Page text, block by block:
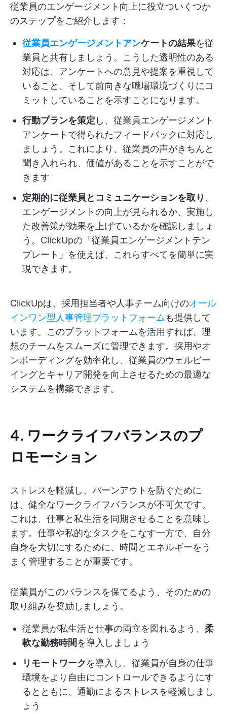
従業員のエンゲージメント向上に役立ついくつか
のステップをご紹介します：
従業員エンゲージメントアンケートの結果を従
業員と共有しましょう。こうした透明性のある
対応は、アンケートへの意見や提案を重視して
いること、そして前向きな職場環境づくりにコ
ミットしていることを示すことになります。
行動プランを策定 し、従業員エンゲージメント
アンケートで得られたフィードバックに対応し
ましょう。これにより、従業員の声がきちんと
聞き入れられ、価値があることを示すことがで
きます
定期的に従業員とコミュニケーションを取り 、
エンゲージメントの向上が見られるか、実施し
た改善策が効果を上げているかを確認しましょ
う。ClickUpの「従業員エンゲージメントテン
プレート」を使えば、これらすべてを簡単に実
現できます。
ClickUpは、採用担当者や人事チーム向けのオール
インワン型人事管理プラットフォーム も提供して
います。このプラットフォームを活用すれば、理
想のチームをスムーズに管理できます。採用やオ
ンボーディングを効率化し、従業員のウェルビー
イングとキャリア開発を向上させるための最適な
システムを構築できます。
4. ワークライフバランスのプ
ロモーション
ストレスを軽減し、バーンアウトを防ぐために
は、健全なワークライフバランスが不可欠です。
これは、仕事と私生活を同期させることを意味し
ます。仕事や私的なタスクをこなす一方で、自分
自身を大切にするために、時間とエネルギーをう
まく管理することが重要です。
従業員がこのバランスを保てるよう、そのための
取り組みを奨励しましょう。
従業員が私生活と仕事の両立を図れるよう、 柔
軟な勤務時間を導入しましょう
リモートワークを導入し、従業員が自身の仕事
環境をより自由にコントロールできるようにす
るとともに、通勤によるストレスを軽減しまし
ょう